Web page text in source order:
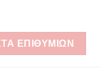
ΕΠΙΘΥΜΙΏΝ